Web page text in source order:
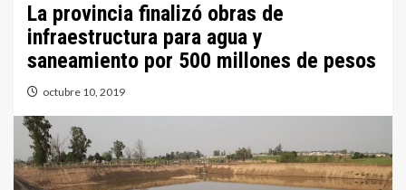
La provincia finalizó obras de
infraestructura para agua y
saneamiento por 500 millones de pesos
octubre 10, 2019